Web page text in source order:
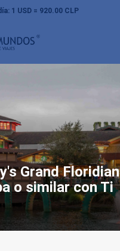
1 USD = 920.00 CLP
Grand Floridian
o similar con Ti